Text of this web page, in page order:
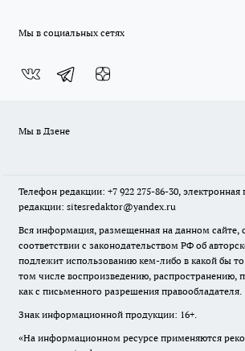
Мы в социальных сетях
Мы в Дзене
Телефон редакции: +7 922 275-86-30, электронная
редакции: sitesredaktor@yandex.ru
Вся информация, размещенная на данном сайте,
соответствии с законодательством РФ об
подлежит использованию кем-либо в какой бы
том числе воспроизведению, распространению,
как с письменного разрешения правообладателя.
Знак информационной продукции: 16+.
«На информационном ресурсе применяются